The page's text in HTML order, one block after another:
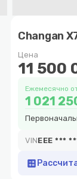
Changan
Цена
11 500
Ежемесячно
1 021
VINEEE ***
calculate